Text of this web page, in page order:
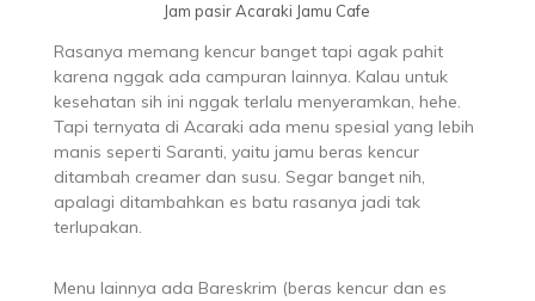
Jam pasir Acaraki Jamu Cafe
Rasanya memang kencur banget tapi agak pahit
karena nggak ada campuran lainnya. Kalau untuk
kesehatan sih ini nggak terlalu menyeramkan, hehe.
Tapi ternyata di Acaraki ada menu spesial yang lebih
manis seperti Saranti, yaitu jamu beras kencur
ditambah creamer dan susu. Segar banget nih,
apalagi ditambahkan es batu rasanya jadi tak
terlupakan.
Menu lainnya ada Bareskrim (beras kencur dan es